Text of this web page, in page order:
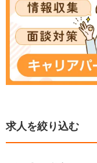
求人を絞り込む